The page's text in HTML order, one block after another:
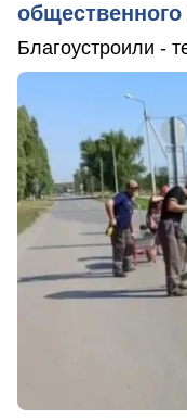
общественного
Благоустроили -